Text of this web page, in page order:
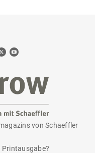
X YouTube
von Schaeffler
Printausgabe?